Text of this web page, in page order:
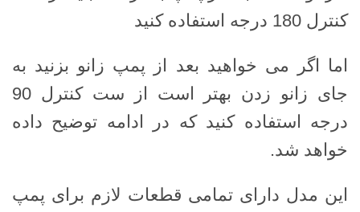
کنترل 180 درجه استفاده کنید
اما اگر می خواهید بعد از پمپ زانو بزنید به
جای زانو زدن بهتر است از ست کنترل 90
درجه استفاده کنید که در ادامه توضیح داده
خواهد شد.
این مدل دارای تمامی قطعات لازم برای پمپ